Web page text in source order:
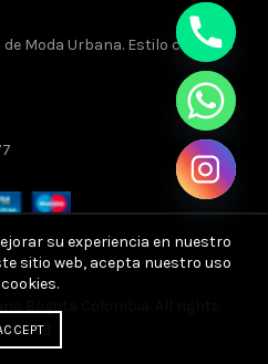
de Moda Urbana. Estilo callejero
su experiencia en nuestro
sitio web, acepta nuestro uso